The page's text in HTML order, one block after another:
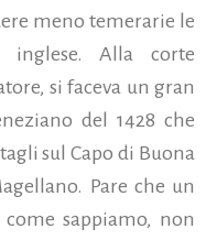
meno temerarie le
inglese. Alla corte
si faceva un gran
del 1428 che
sul Capo di Buona
Pare che un
sappiamo, non